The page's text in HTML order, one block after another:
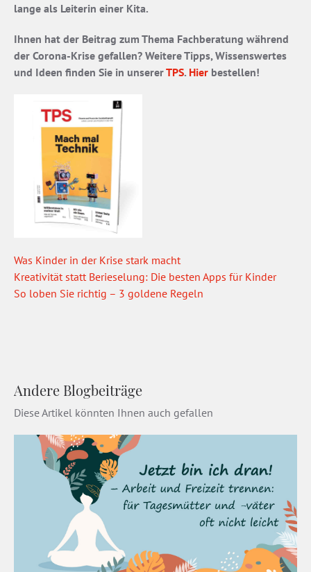
lange als Leiterin einer Kita.
Ihnen hat der Beitrag zum Thema Fachberatung während
der Corona-Krise gefallen? Weitere Tipps, Wissenswertes
und Ideen finden Sie in unsererTPS. Hier bestellen!
Was Kinder in der Krise stark macht
Kreativität statt Berieselung: Die besten Apps für Kinder
So loben Sie richtig – 3 goldene Regeln
Andere Blogbeiträge
Diese Artikel könnten Ihnen auch gefallen